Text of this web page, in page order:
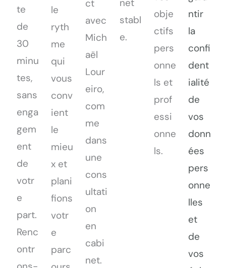
te
de
30
minu
tes,
sans
enga
gem
ent
de
votr
e
part.
Renc
ontr
le
ryth
me
qui
vous
conv
ient
le
mieu
x et
plani
fions
votr
e
parc
ct
avec
Mich
aël
Lour
eiro,
com
me
dans
une
cons
ultati
on
en
cabi
net.
net
stabl
e.
obje
ctifs
pers
onne
ls et
prof
essi
onne
ls.
ntir
la
confi
dent
ialité
de
vos
donn
ées
pers
onne
lles
et
de
vos